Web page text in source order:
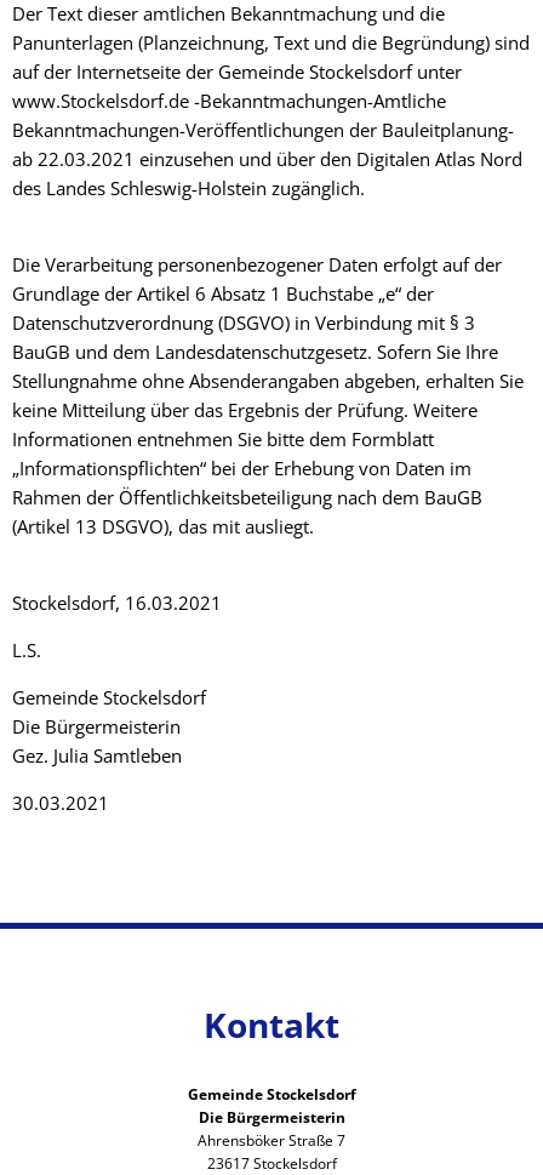
Der Text dieser amtlichen Bekanntmachung und die
Panunterlagen (Planzeichnung, Text und die Begründung) sind
auf der Internetseite der Gemeinde Stockelsdorf unter
www.Stockelsdorf.de -Bekanntmachungen-Amtliche
Bekanntmachungen-Veröffentlichungen der Bauleitplanung-
ab 22.03.2021 einzusehen und über den Digitalen Atlas Nord
des Landes Schleswig-Holstein zugänglich.
Die Verarbeitung personenbezogener Daten erfolgt auf der
Grundlage der Artikel 6 Absatz 1 Buchstabe „e“ der
Datenschutzverordnung (DSGVO) in Verbindung mit § 3
BauGB und dem Landesdatenschutzgesetz. Sofern Sie Ihre
Stellungnahme ohne Absenderangaben abgeben, erhalten Sie
keine Mitteilung über das Ergebnis der Prüfung. Weitere
Informationen entnehmen Sie bitte dem Formblatt
„Informationspflichten“ bei der Erhebung von Daten im
Rahmen der Öffentlichkeitsbeteiligung nach dem BauGB
(Artikel 13 DSGVO), das mit ausliegt.
Stockelsdorf, 16.03.2021
L.S.
Gemeinde Stockelsdorf
Die Bürgermeisterin
Gez. Julia Samtleben
30.03.2021
Kontakt
Gemeinde Stockelsdorf
Die Bürgermeisterin
Ahrensböker Straße 7
23617 Stockelsdorf